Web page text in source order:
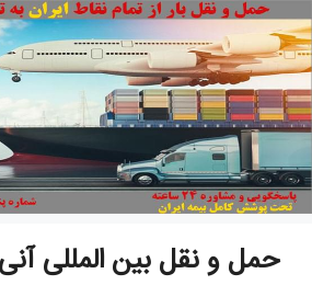
حمل و نقل بین المللی